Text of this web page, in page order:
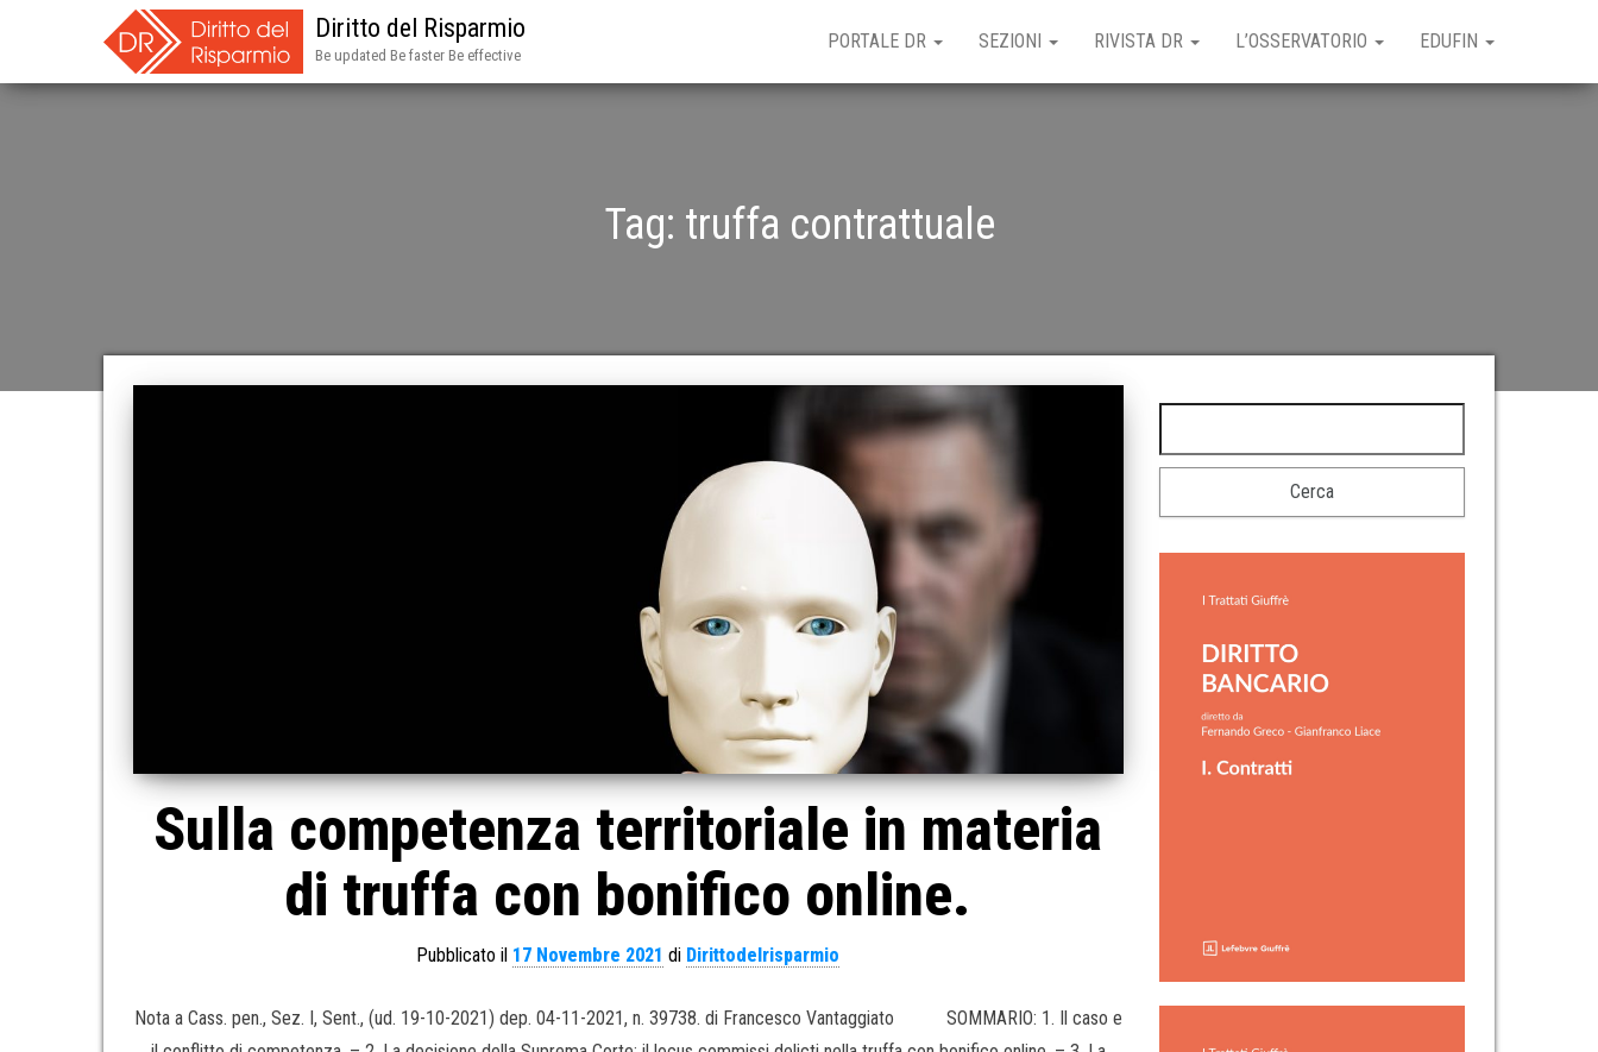
Diritto del Risparmio
Be updated Be faster Be effective
PORTALE DR SEZIONI RIVISTA DR L’OSSERVATORIO EDUFIN
Tag: truffa contrattuale
Sulla competenza territoriale in materia
di truffa con bonifico online.
Pubblicato il 17 Novembre 2021 di Dirittodelrisparmio
Nota a Cass. pen., Sez. I, Sent., (ud. 19-10-2021) dep. 04-11-2021, n. 39738. di Francesco Vantaggiato SOMMARIO: 1. Il caso e